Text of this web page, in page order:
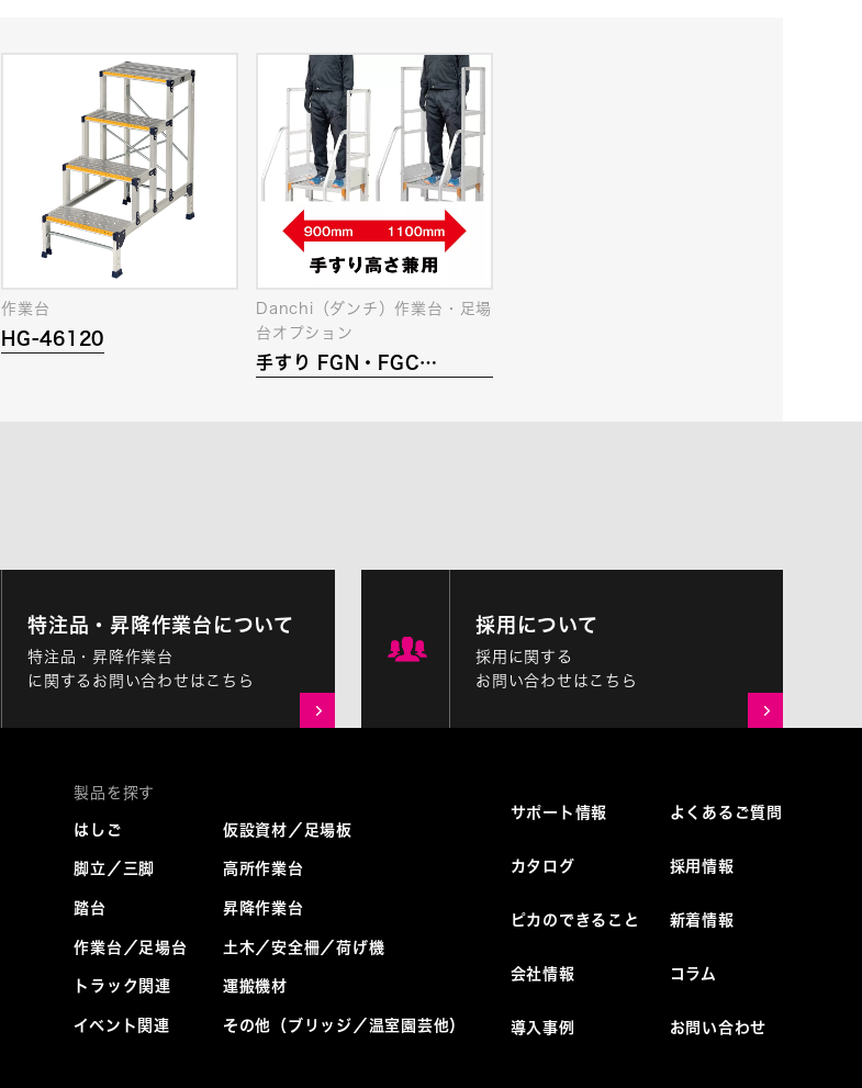
HG-46120
作業台
手すり FGN・FGC
Danchi（ダンチ）作業台・足場
台オプション
特注品・昇降作業台について
特注品・昇降作業台
に関するお問い合わせはこちら
採用について
採用に関する
お問い合わせはこちら
はしご
脚立／三脚
踏台
作業台／足場台
トラック関連
イベント関連
仮設資材／足場板
高所作業台
昇降作業台
土木／安全柵／荷げ機
運搬機材
その他（ブリッジ／温室園芸他）
サポート情報
カタログ
ピカのできること
会社情報
導入事例
よくあるご質問
採用情報
新着情報
コラム
お問い合わせ